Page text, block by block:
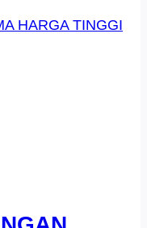
HARGA TINGGI